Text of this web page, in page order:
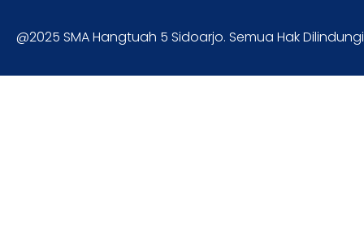
@2025 SMA Hangtuah 5 Sidoarjo. Semua Hak Dilindungi